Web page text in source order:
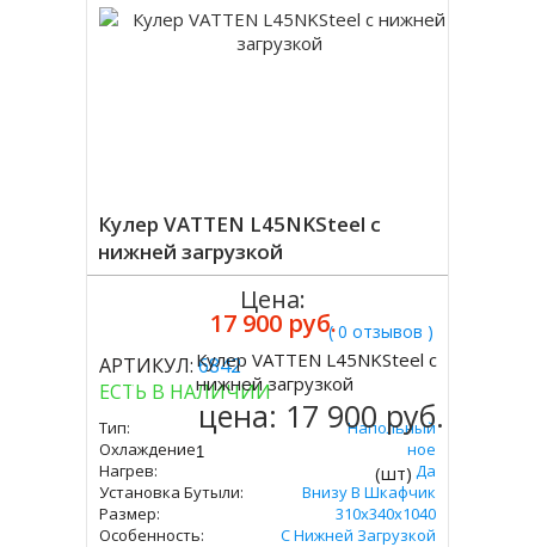
Кулер VATTEN L45NKSteel с
нижней загрузкой
( 0 отзывов )
АРТИКУЛ:6842
ЕСТЬ В НАЛИЧИИ
Тип:
Напольный
Охлаждение:
Компрессорное
Нагрев:
Да
Установка Бутыли:
Внизу В Шкафчик
Размер:
310х340х1040
Особенность:
С Нижней Загрузкой
Цена:
17 900 руб.
Купить
Кулер VATTEN L45NKSteel с
нижней загрузкой
цена: 17 900 руб.
(шт)